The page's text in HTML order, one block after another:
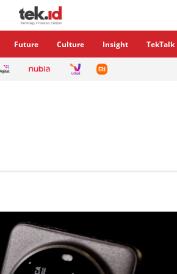
Future Culture Insight TekTalk